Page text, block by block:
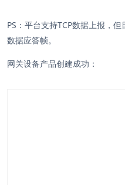
PS：平台支持TCP数据上报，
数据应答帧。
网关设备产品创建成功：